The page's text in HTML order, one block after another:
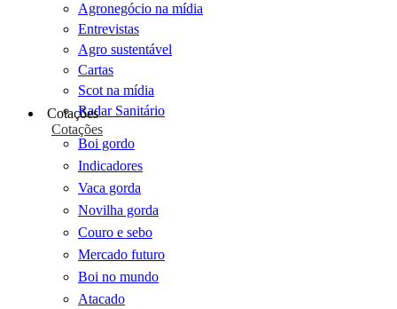
Agronegócio na mídia
Entrevistas
Agro sustentável
Cartas
Scot na mídia
Radar Sanitário
Cotações
Cotações
Boi gordo
Indicadores
Vaca gorda
Novilha gorda
Couro e sebo
Mercado futuro
Boi no mundo
Atacado